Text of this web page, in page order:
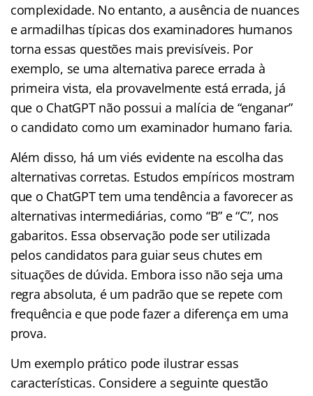
complexidade. No entanto, a ausência de nuances
e armadilhas típicas dos examinadores humanos
torna essas questões mais previsíveis. Por
exemplo, se uma alternativa parece errada à
primeira vista, ela provavelmente está errada, já
que o ChatGPT não possui a malícia de “enganar”
o candidato como um examinador humano faria.
Além disso, há um viés evidente na escolha das
alternativas corretas. Estudos empíricos mostram
que o ChatGPT tem uma tendência a favorecer as
alternativas intermediárias, como “B” e “C”, nos
gabaritos. Essa observação pode ser utilizada
pelos candidatos para guiar seus chutes em
situações de dúvida. Embora isso não seja uma
regra absoluta, é um padrão que se repete com
frequência e que pode fazer a diferença em uma
prova.
Um exemplo prático pode ilustrar essas
características. Considere a seguinte questão